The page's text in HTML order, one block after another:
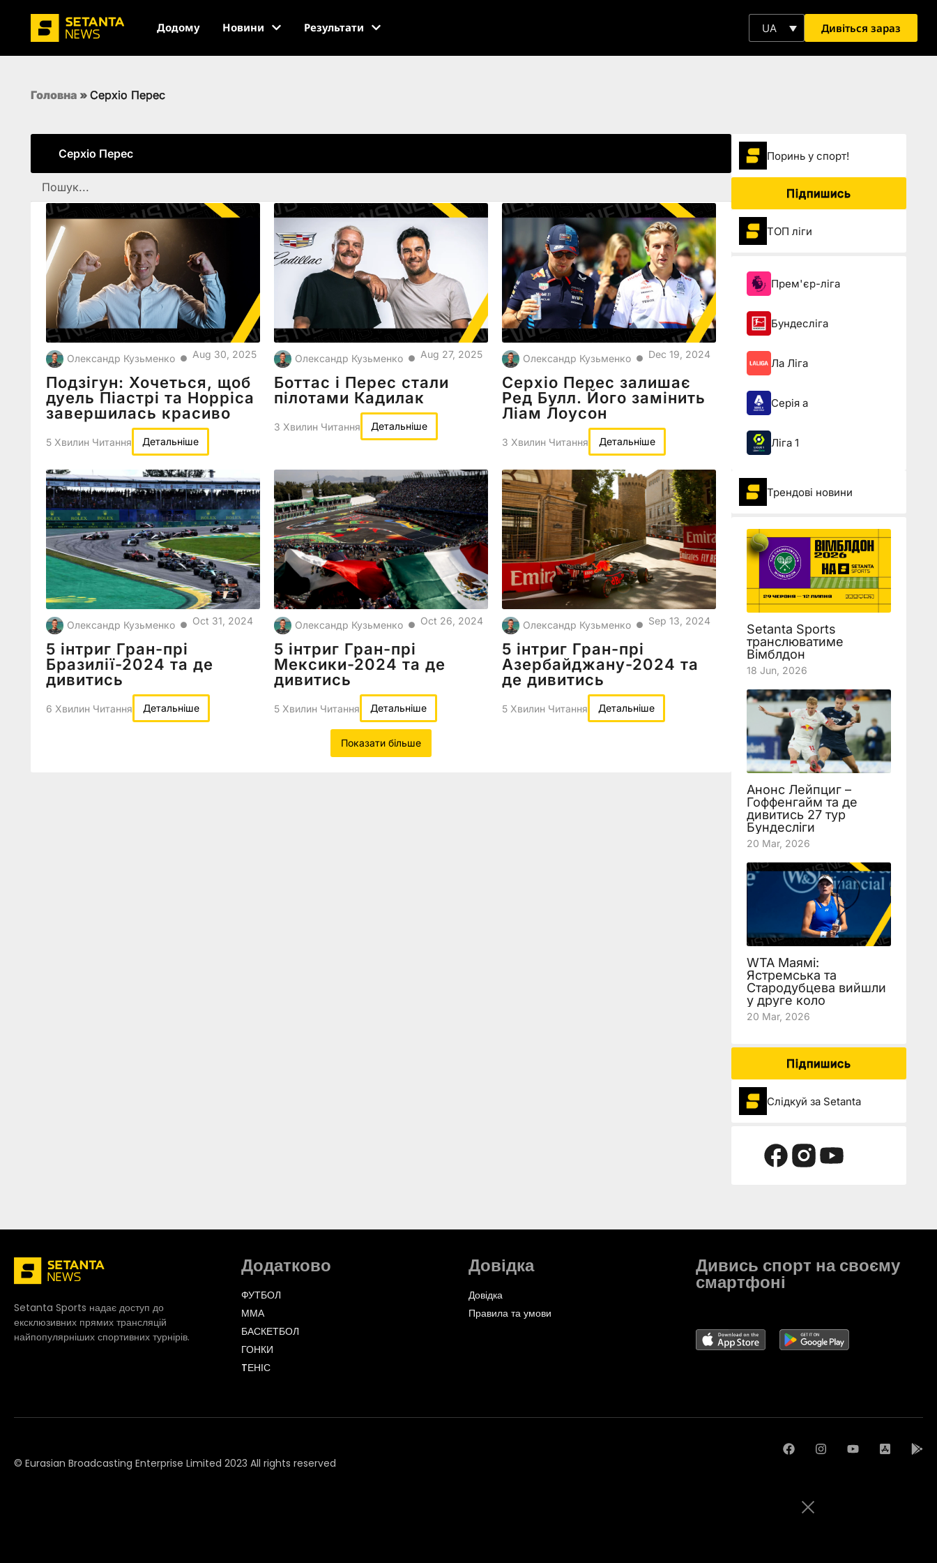
Додому Новини Результати UA Дивіться зараз
Головна » Серхіо Перес
Серхіо Перес
Олександр Кузьменко ● Aug 30, 2025
Подзігун: Хочеться, щоб
дуель Піастрі та Норріса
завершилась красиво
5 Хвилин Читання Детальніше
Олександр Кузьменко ● Aug 27, 2025
Боттас і Перес стали
пілотами Кадилак
3 Хвилин Читання Детальніше
Олександр Кузьменко ● Dec 19, 2024
Серхіо Перес залишає
Ред Булл. Його замінить
Ліам Лоусон
3 Хвилин Читання Детальніше
Олександр Кузьменко ● Oct 31, 2024
5 інтриг Гран-прі
Бразилії-2024 та де
дивитись
6 Хвилин Читання Детальніше
Олександр Кузьменко ● Oct 26, 2024
5 інтриг Гран-прі
Мексики-2024 та де
дивитись
5 Хвилин Читання Детальніше
Олександр Кузьменко ● Sep 13, 2024
5 інтриг Гран-прі
Азербайджану-2024 та
де дивитись
5 Хвилин Читання Детальніше
Показати більше
Поринь у спорт!
Підпишись
ТОП ліги
Прем'єр-ліга
Бундесліга
Ла Ліга
Серія а
Ліга 1
Трендові новини
Setanta Sports
транслюватиме
Вімблдон
18 Jun, 2026
Анонс Лейпциг –
Гоффенгайм та де
дивитись 27 тур
Бундесліги
20 Mar, 2026
WTA Маямі:
Ястремська та
Стародубцева вийшли
у друге коло
20 Mar, 2026
Підпишись
Слідкуй за Setanta
Setanta Sports надає доступ до
ексклюзивних прямих трансляцій
найпопулярніших спортивних турнірів.
Додатково
ФУТБОЛ
ММА
БАСКЕТБОЛ
ГОНКИ
TЕНІС
Довідка
Довідка
Правила та умови
Дивись спорт на своєму
смартфоні
© Eurasian Broadcasting Enterprise Limited 2023 All rights reserved